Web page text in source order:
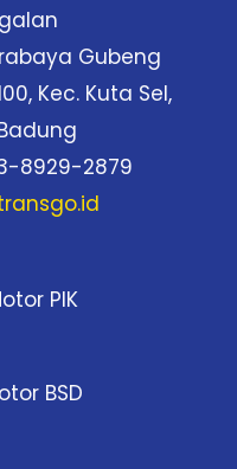
Gubeng
Kec. Kuta Sel,
8929-2879
PIK
BSD